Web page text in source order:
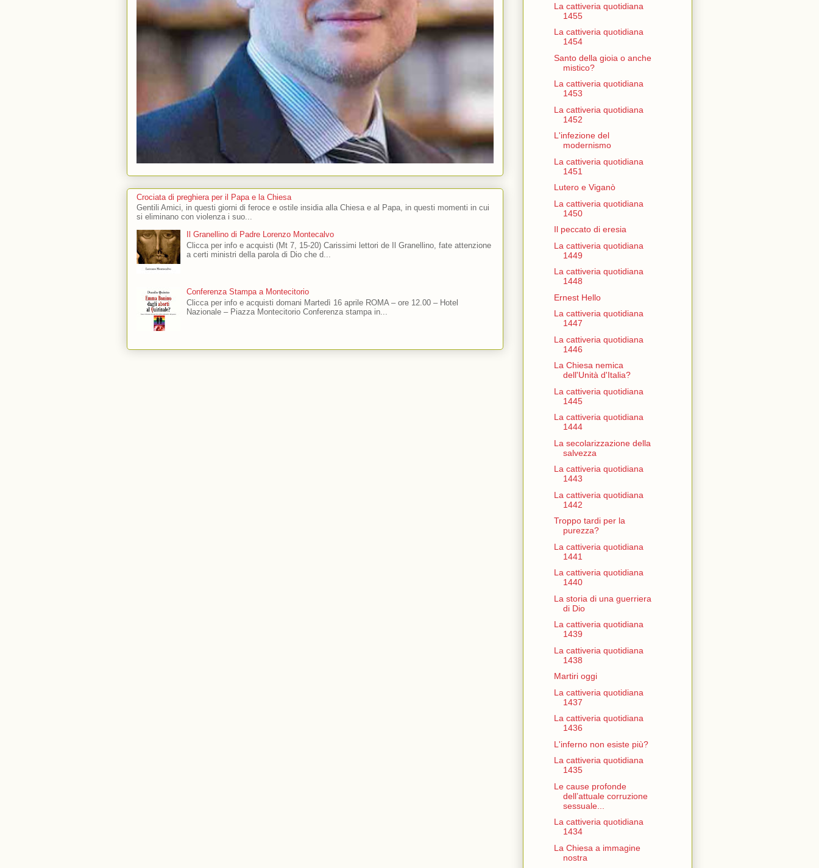
Crociata di preghiera per il Papa e la Chiesa
Gentili Amici, in questi giorni di feroce e ostile insidia alla Chiesa e al Papa, in questi momenti in cui
si eliminano con violenza i suo...
Il Granellino di Padre Lorenzo Montecalvo
Clicca per info e acquisti (Mt 7, 15-20) Carissimi lettori de Il Granellino, fate attenzione
a certi ministri della parola di Dio che d...
Conferenza Stampa a Montecitorio
Clicca per info e acquisti domani Martedì 16 aprile ROMA – ore 12.00 – Hotel
Nazionale – Piazza Montecitorio Conferenza stampa in...
La cattiveria quotidiana
1455
La cattiveria quotidiana
1454
Santo della gioia o anche
mistico?
La cattiveria quotidiana
1453
La cattiveria quotidiana
1452
L'infezione del
modernismo
La cattiveria quotidiana
1451
Lutero e Viganò
La cattiveria quotidiana
1450
Il peccato di eresia
La cattiveria quotidiana
1449
La cattiveria quotidiana
1448
Ernest Hello
La cattiveria quotidiana
1447
La cattiveria quotidiana
1446
La Chiesa nemica
dell'Unità d'Italia?
La cattiveria quotidiana
1445
La cattiveria quotidiana
1444
La secolarizzazione della
salvezza
La cattiveria quotidiana
1443
La cattiveria quotidiana
1442
Troppo tardi per la
purezza?
La cattiveria quotidiana
1441
La cattiveria quotidiana
1440
La storia di una guerriera
di Dio
La cattiveria quotidiana
1439
La cattiveria quotidiana
1438
Martiri oggi
La cattiveria quotidiana
1437
La cattiveria quotidiana
1436
L'inferno non esiste più?
La cattiveria quotidiana
1435
Le cause profonde
dell’attuale corruzione
sessuale...
La cattiveria quotidiana
1434
La Chiesa a immagine
nostra